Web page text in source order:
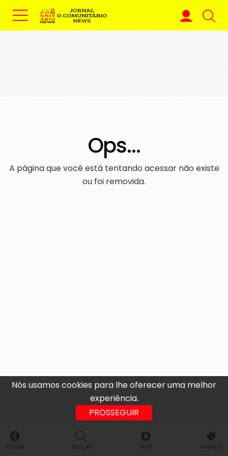
Nós usamos cookies para lhe oferecer uma melhor
experiência.
PROSSEGUIR
Ops...
A página que você está tentando acessar não existe
ou foi removida.
VOLTAR BUSCAR MAIS ANUNCIE